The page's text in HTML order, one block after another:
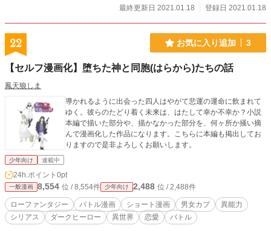
最終更新日 2021.01.18
登録日 2021.01.18
22 お気に入り追加 3
【セルフ漫画化】堕ちた神と同胞(はらから)たちの話
鳳天狼しま
導かれるように出会った四人はやがて悲運の運命に飲まれて
ゆく。彼らのたどり着く未来は、はたして幸か不幸か？小説
本編で描いた部分や、描かなかった部分を、何ヶ所か掻い摘
んで漫画化した作品になります。こちらに本編も掲出してお
りますので是非よろしくお願いします。
少年向け 連載中
24h.ポイント 0pt
一般漫画 8,554 位 / 8,554件 少年向け 2,488 位 / 2,488件
ローファンタジー バトル漫画 ショート漫画 男女カプ
異能力
シリアス
ダークヒーロー 異世界 恋愛 バトル